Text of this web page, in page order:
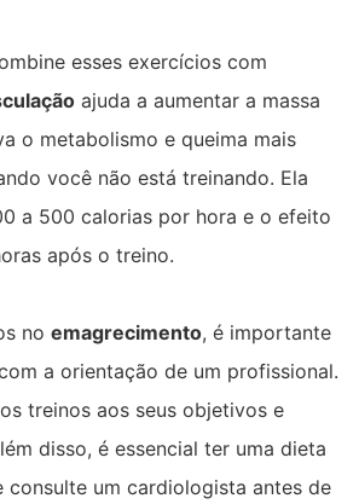
esses exercícios com
ajuda a aumentar a massa
o metabolismo e queima mais
você não está treinando. Ela
a 500 calorias por hora e o efeito
após o treino.
no emagrecimento, é importante
a orientação de um profissional.
treinos aos seus objetivos e
disso, é essencial ter uma dieta
consulte um cardiologista antes de